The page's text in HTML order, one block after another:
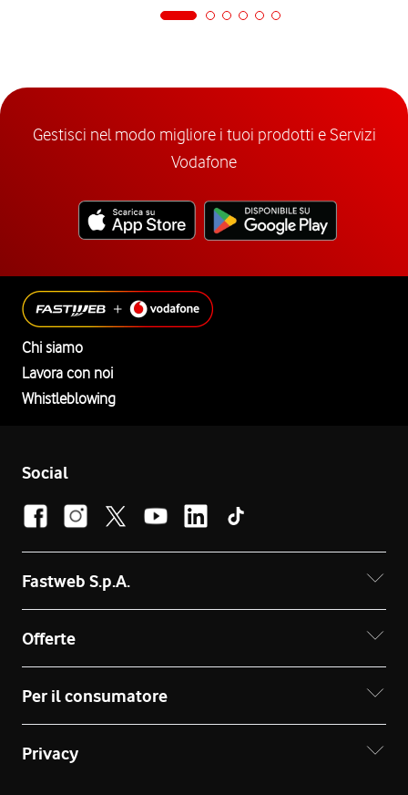
Gestisci nel modo migliore i tuoi prodotti e Servizi
Vodafone
Chi siamo
Lavora con noi
Whistleblowing
Social
Fastweb S.p.A.
Offerte
Per il consumatore
Privacy